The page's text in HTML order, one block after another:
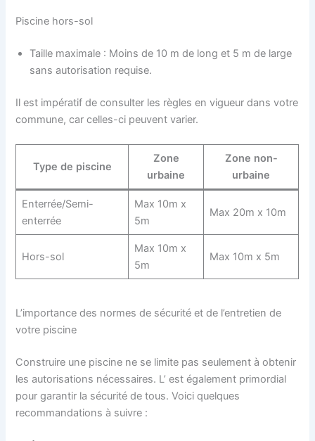
Piscine hors-sol
Taille maximale : Moins de 10 m de long et 5 m de large
sans autorisation requise.
Il est impératif de consulter les règles en vigueur dans votre
commune, car celles-ci peuvent varier.
Type de piscine
Zone
urbaine
Zone non-
urbaine
Enterrée/Semi-
enterrée
Max 10m x
5m
Max 20m x 10m
Hors-sol
Max 10m x
5m
Max 10m x 5m
L’importance des normes de sécurité et de l’entretien de
votre piscine
Construire une piscine ne se limite pas seulement à obtenir
les autorisations nécessaires. L’ est également primordial
pour garantir la sécurité de tous. Voici quelques
recommandations à suivre :